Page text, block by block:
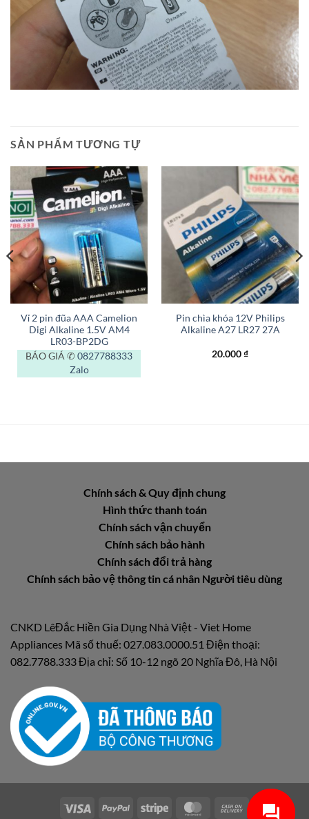
SẢN PHẨM TƯƠNG TỰ
Vỉ 2 pin đũa AAA Camelion
Digi Alkaline 1.5V AM4
LR03-BP2DG
BÁO GIÁ ✆ 0827788333
Zalo
Pin chìa khóa 12V Philips
Alkaline A27 LR27 27A
20.000₫
Chính sách & Quy định chung
Hình thức thanh toán
Chính sách vận chuyển
Chính sách bảo hành
Chính sách đổi trả hàng
Chính sách bảo vệ thông tin cá nhân Người tiêu dùng
CNKD LêĐắc Hiền Gia Dụng Nhà Việt - Viet Home
Appliances Mã số thuế: 027.083.0000.51 Điện thoại:
082.7788.333 Địa chỉ: Số 10-12 ngõ 20 Nghĩa Đô, Hà Nội
Visa PayPal Stripe MasterCardCash